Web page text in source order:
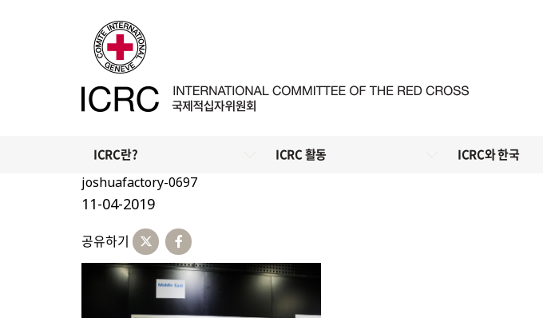
ICRC란? ICRC 활동 ICRC와 한국
joshuafactory-0697
11-04-2019
공유하기